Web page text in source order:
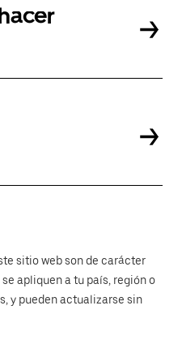
sitio web son de carácter
apliquen a tu país, región o
y pueden actualizarse sin